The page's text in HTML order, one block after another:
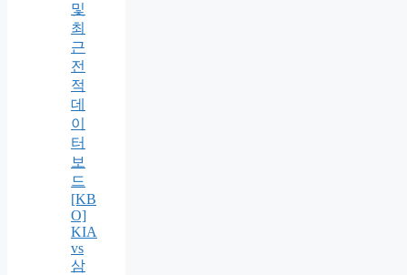
및
최
근
전
적
데
이
터
보
드
[KB
O]
KIA
vs
삼